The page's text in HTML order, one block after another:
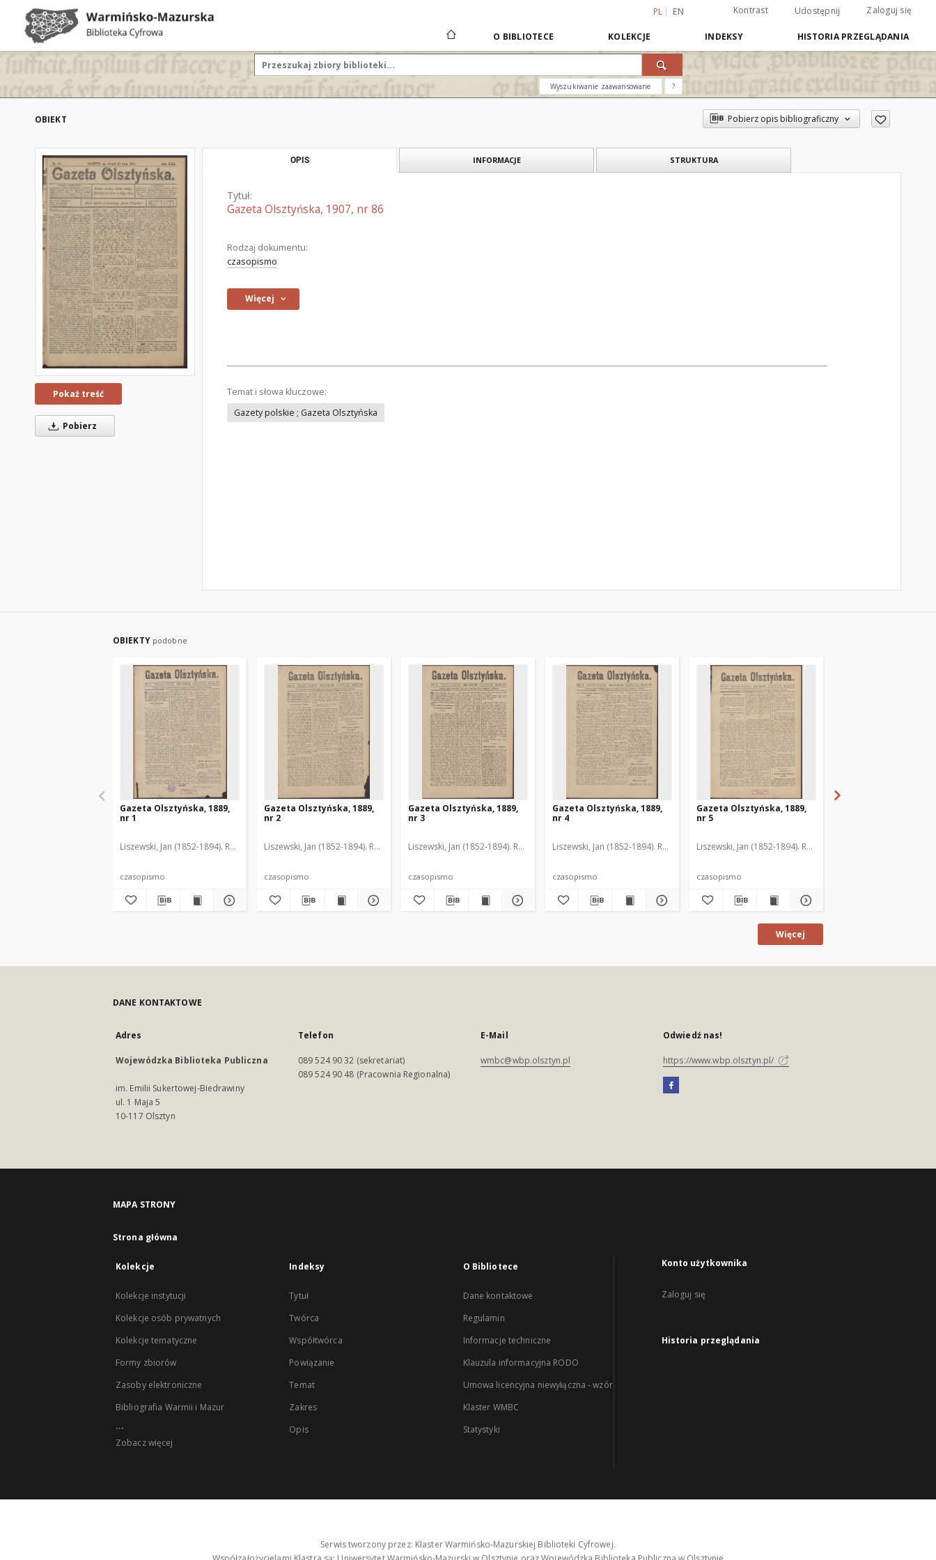
PL EN Kontrast Udostępnij Zaloguj się
O BIBLIOTECE KOLEKCJE INDEKSY HISTORIA PRZEGLĄDANIA
Wyszukiwanie zaawansowane ?
OBIEKT Pobierz opis bibliograficzny
Pokaż treść
Pobierz
OPIS INFORMACJE STRUKTURA
Tytuł:
Gazeta Olsztyńska, 1907, nr 86
Rodzaj dokumentu:
czasopismo
Więcej
Temat i słowa kluczowe:
Gazety polskie ; Gazeta Olsztyńska
OBIEKTY podobne
Gazeta Olsztyńska, 1889,
nr 1
Liszewski, Jan (1852-1894). Red.
czasopismo
Gazeta Olsztyńska, 1889,
nr 2
Liszewski, Jan (1852-1894). Red.
czasopismo
Gazeta Olsztyńska, 1889,
nr 3
Liszewski, Jan (1852-1894). Red.
czasopismo
Gazeta Olsztyńska, 1889,
nr 4
Liszewski, Jan (1852-1894). Red.
czasopismo
Gazeta Olsztyńska, 1889,
nr 5
Liszewski, Jan (1852-1894). Red.
czasopismo
Więcej
DANE KONTAKTOWE
Adres
Wojewódzka Biblioteka Publiczna
im. Emilii Sukertowej-Biedrawiny
ul. 1 Maja 5
10-117 Olsztyn
Telefon
089 524 90 32 (sekretariat)
089 524 90 48 (Pracownia Regionalna)
E-Mail
wmbc@wbp.olsztyn.pl
Odwiedź nas!
https://www.wbp.olsztyn.pl/
MAPA STRONY
Strona główna
Kolekcje
Kolekcje instytucji
Kolekcje osób prywatnych
Kolekcje tematyczne
Formy zbiorów
Zasoby elektroniczne
Bibliografia Warmii i Mazur
...
Zobacz więcej
Indeksy
Tytuł
Twórca
Współtwórca
Powiązanie
Temat
Zakres
Opis
O Bibliotece
Dane kontaktowe
Regulamin
Informacje techniczne
Klauzula informacyjna RODO
Umowa licencyjna niewyłączna - wzór
Klaster WMBC
Statystyki
Konto użytkownika
Zaloguj się
Historia przeglądania
Serwis tworzony przez: Klaster Warmińsko-Mazurskiej Biblioteki Cyfrowej.